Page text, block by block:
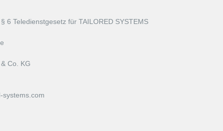
6 Teledienstgesetz für TAILORED SYSTEMS
Co. KG
systems.com